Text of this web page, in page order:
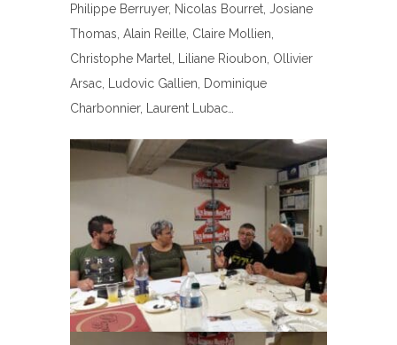
Philippe Berruyer, Nicolas Bourret, Josiane
Thomas, Alain Reille, Claire Mollien,
Christophe Martel, Liliane Rioubon, Ollivier
Arsac, Ludovic Gallien, Dominique
Charbonnier, Laurent Lubac…